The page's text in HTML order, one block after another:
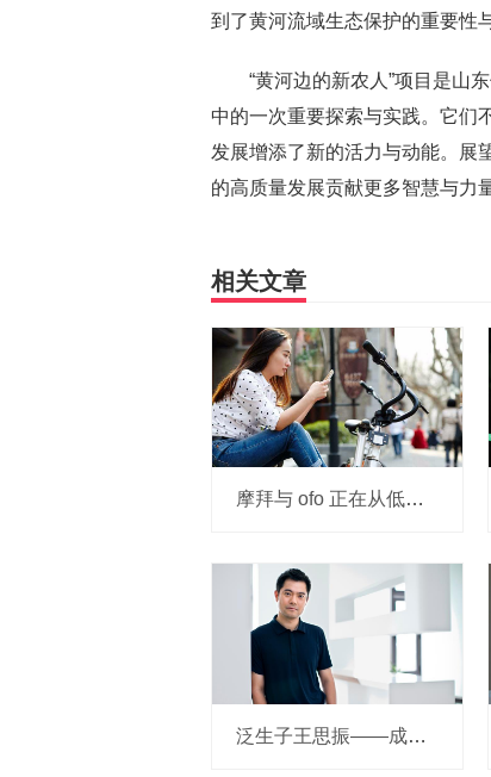
到了黄河流域生态保护的重要性
“黄河边的新农人”项目是山
中的一次重要探索与实践。它们
发展增添了新的活力与动能。展
的高质量发展贡献更多智慧与力
相关文章
摩拜与 ofo 正在从低端出发颠覆滴滴？三家的机会与风险
泛生子王思振——成立两年，融资数亿，基因检测如何帮助人类战胜癌症？